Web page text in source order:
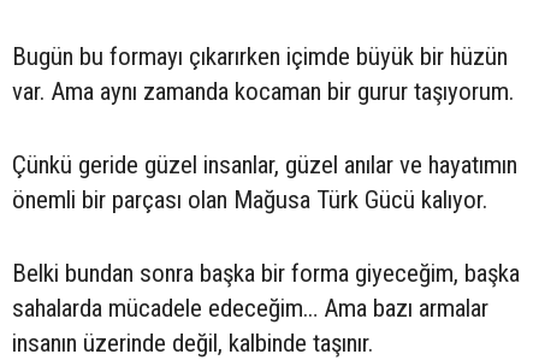
Bugün bu formayı çıkarırken içimde büyük bir hüzün
var. Ama aynı zamanda kocaman bir gurur taşıyorum.
Çünkü geride güzel insanlar, güzel anılar ve hayatımın
önemli bir parçası olan Mağusa Türk Gücü kalıyor.
Belki bundan sonra başka bir forma giyeceğim, başka
sahalarda mücadele edeceğim… Ama bazı armalar
insanın üzerinde değil, kalbinde taşınır.